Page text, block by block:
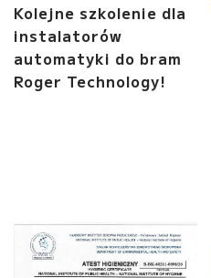
Kolejne szkolenie dla
instalatorów
automatyki do bram
Roger Technology!